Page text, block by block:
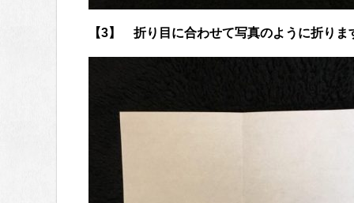
【3】 折り目に合わせて写真のように折りま